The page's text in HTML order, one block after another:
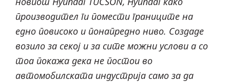
производител ги помести границите на
едно повисоко и понапредно ниво. Создаде
возило за секој и за сите можни услови а со
тоа покажа дека не постои во
автомобилската индустрија само за да